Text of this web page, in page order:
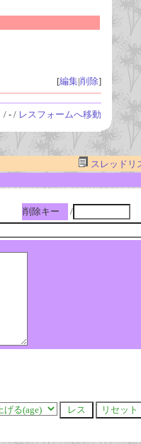
[編集|削除]
/ - / レスフォームへ移動
スレッドリ
削除キー
/